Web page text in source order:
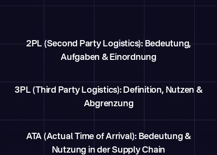
2PL (Second Party Logistics): Bedeutung,
Aufgaben & Einordnung
3PL (Third Party Logistics): Definition, Nutzen &
Abgrenzung
ATA (Actual Time of Arrival): Bedeutung &
Nutzung in der Supply Chain